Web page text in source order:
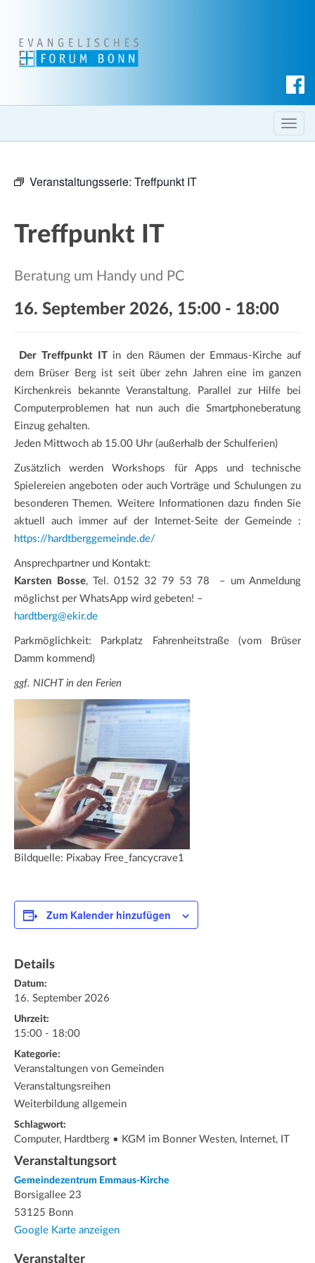
c
h T
o
i
o
n
Veranstaltungsserie: Treffpunkt IT
Treffpunkt IT
Beratung um Handy und PC
16. September 2026, 15:00 - 18:00
Der Treffpunkt IT in den Räumen der Emmaus-Kirche auf
dem Brüser Berg ist seit über zehn Jahren eine im ganzen
Kirchenkreis bekannte Veranstaltung. Parallel zur Hilfe bei
Computerproblemen hat nun auch die Smartphoneberatung
Einzug gehalten.
Jeden Mittwoch ab 15.00 Uhr (außerhalb der Schulferien)
Zusätzlich werden Workshops für Apps und technische
Spielereien angeboten oder auch Vorträge und Schulungen zu
besonderen Themen. Weitere Informationen dazu finden Sie
aktuell auch immer auf der Internet-Seite der Gemeinde :
https://hardtberggemeinde.de/
Ansprechpartner und Kontakt:
Karsten Bosse, Tel. 0152 32 79 53 78 – um Anmeldung
möglichst per WhatsApp wird gebeten! –
hardtberg@ekir.de
Parkmöglichkeit: Parkplatz Fahrenheitstraße (vom Brüser
Damm kommend)
ggf. NICHT in den Ferien
Bildquelle: Pixabay Free_fancycrave1
Zum Kalender hinzufügen
Details
Datum:
16. September 2026
Uhrzeit:
15:00 - 18:00
Kategorie:
Veranstaltungen von Gemeinden
Veranstaltungsreihen
Weiterbildung allgemein
Schlagwort:
Computer, Hardtberg • KGM im Bonner Westen, Internet, IT
Veranstaltungsort
Gemeindezentrum Emmaus-Kirche
Borsigallee 23
53125 Bonn
Google Karte anzeigen
Veranstalter